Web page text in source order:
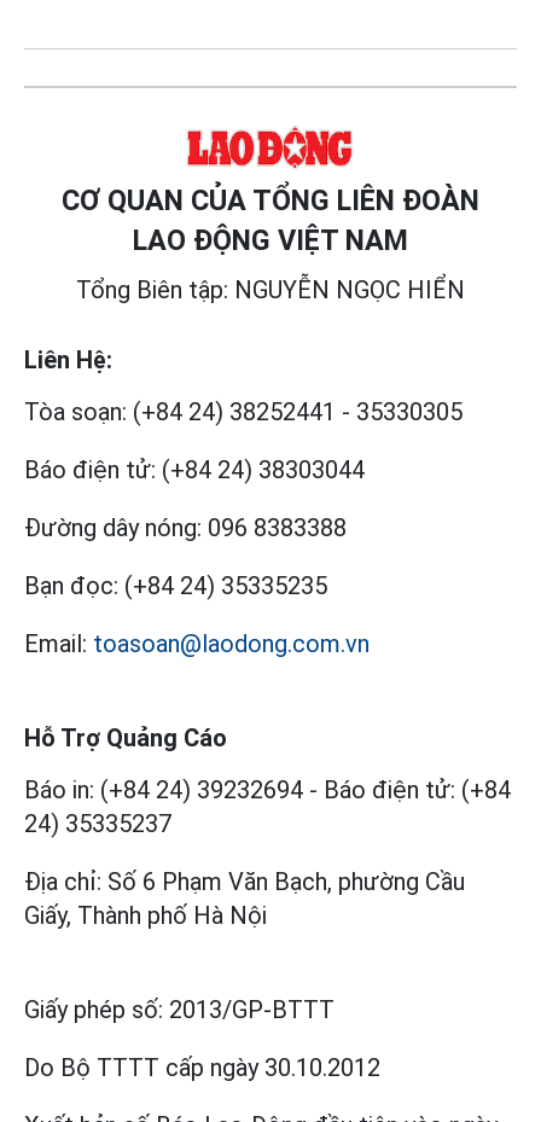
CƠ QUAN CỦA TỔNG LIÊN ĐOÀN
LAO ĐỘNG VIỆT NAM
Tổng Biên tập: NGUYỄN NGỌC HIỂN
Liên Hệ:
Tòa soạn: (+84 24) 38252441 - 35330305
Báo điện tử: (+84 24) 38303044
Đường dây nóng: 096 8383388
Bạn đọc: (+84 24) 35335235
Email: toasoan@laodong.com.vn
Hỗ Trợ Quảng Cáo
Báo in: (+84 24) 39232694 - Báo điện tử: (+84
24) 35335237
Địa chỉ: Số 6 Phạm Văn Bạch, phường Cầu
Giấy, Thành phố Hà Nội
Giấy phép số: 2013/GP-BTTT
Do Bộ TTTT cấp ngày 30.10.2012